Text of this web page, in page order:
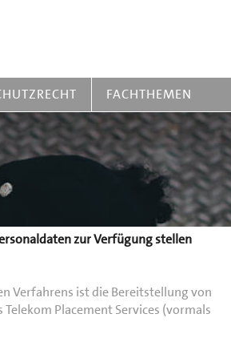
FACHTHEMEN
zur Verfügung stellen
Verfahrens ist die Bereitstellung von
Placement Services (vormals